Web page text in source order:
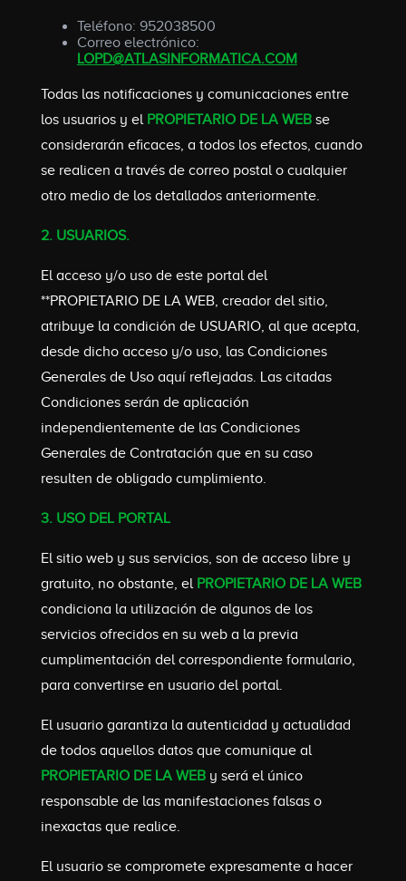
Teléfono: 952038500
Correo electrónico:
LOPD@ATLASINFORMATICA.COM
Todas las notificaciones y comunicaciones entre
los usuarios y el PROPIETARIO DE LA WEBse
considerarán eficaces, a todos los efectos, cuando
se realicen a través de correo postal o cualquier
otro medio de los detallados anteriormente.
2. USUARIOS.
El acceso y/o uso de este portal del
**PROPIETARIO DE LA WEB, creador del sitio,
atribuye la condición de USUARIO, al que acepta,
desde dicho acceso y/o uso, las Condiciones
Generales de Uso aquí reflejadas. Las citadas
Condiciones serán de aplicación
independientemente de las Condiciones
Generales de Contratación que en su caso
resulten de obligado cumplimiento.
3. USO DEL PORTAL
El sitio web y sus servicios, son de acceso libre y
gratuito, no obstante, el PROPIETARIO DE LA WEB
condiciona la utilización de algunos de los
servicios ofrecidos en su web a la previa
cumplimentación del correspondiente formulario,
para convertirse en usuario del portal.
El usuario garantiza la autenticidad y actualidad
de todos aquellos datos que comunique al
PROPIETARIO DE LA WEBy será el único
responsable de las manifestaciones falsas o
inexactas que realice.
El usuario se compromete expresamente a hacer